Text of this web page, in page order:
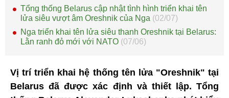
Tổng thống Belarus cập nhật tình hình triển khai tên
lửa siêu vượt âm Oreshnik của Nga (02/07)
Nga triển khai tên lửa siêu thanh Oreshnik tại Belarus:
Lằn ranh đỏ mới với NATO (07/06)
Vị trí triển khai hệ thống tên lửa "Oreshnik" tại
Belarus đã được xác định và thiết lập. Tổng